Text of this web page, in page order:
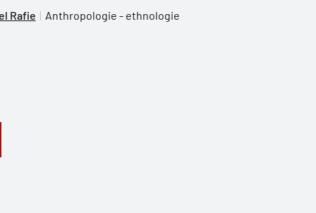
Rafie Anthropologie - ethnologie